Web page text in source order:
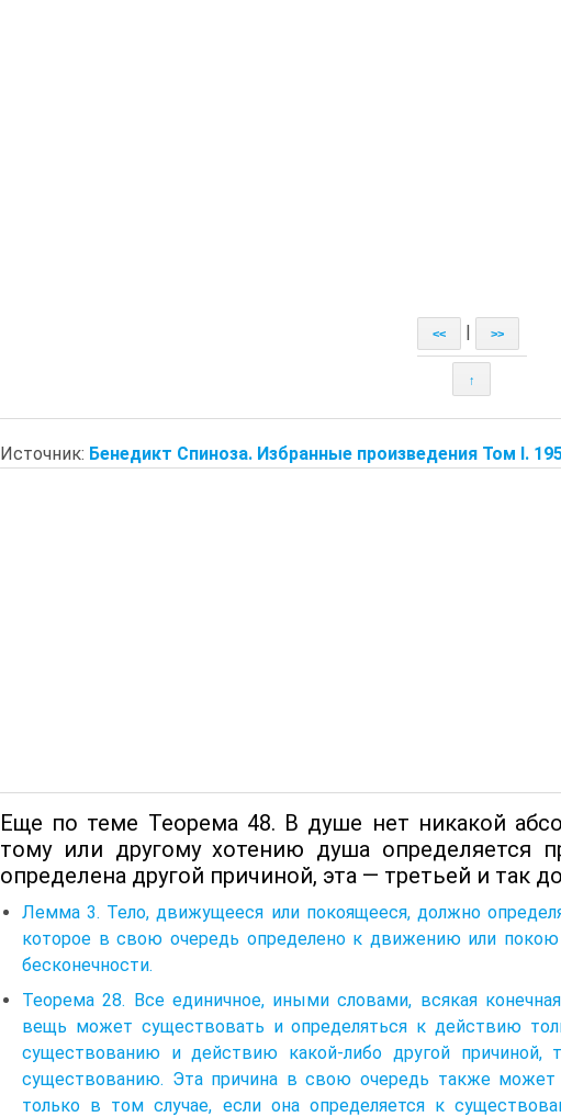
<< >>
↑
Источник: Бенедикт Спиноза. Избранные произведения Том I.
Еще по теме Теорема 48. В душе нет никакой
тому или другому хотению душа определяется
определена другой причиной, эта — третьей и так
Лемма 3. Тело, движущееся или покоящееся, должно
которое в свою очередь определено к движению или
бесконечности.
Теорема 28. Все единичное, иными словами, всякая
вещь может существовать и определяться к действию
существованию и действию какой-либо другой причиной,
существованию. Эта причина в свою очередь также
только в том случае, если она определяется к